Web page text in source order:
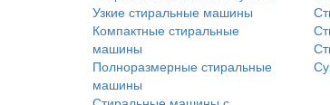
Узкие стиральные машины
Компактные стиральные
машины
Полноразмерные стиральные
машины